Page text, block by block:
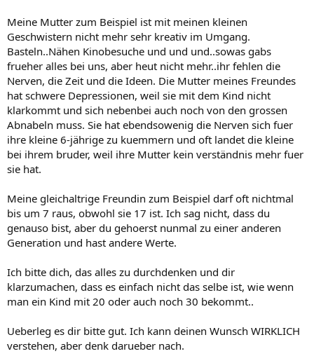
Meine Mutter zum Beispiel ist mit meinen kleinen
Geschwistern nicht mehr sehr kreativ im Umgang.
Basteln..Nähen Kinobesuche und und und..sowas gabs
frueher alles bei uns, aber heut nicht mehr..ihr fehlen die
Nerven, die Zeit und die Ideen. Die Mutter meines Freundes
hat schwere Depressionen, weil sie mit dem Kind nicht
klarkommt und sich nebenbei auch noch von den grossen
Abnabeln muss. Sie hat ebendsowenig die Nerven sich fuer
ihre kleine 6-jährige zu kuemmern und oft landet die kleine
bei ihrem bruder, weil ihre Mutter kein verständnis mehr fuer
sie hat.
Meine gleichaltrige Freundin zum Beispiel darf oft nichtmal
bis um 7 raus, obwohl sie 17 ist. Ich sag nicht, dass du
genauso bist, aber du gehoerst nunmal zu einer anderen
Generation und hast andere Werte.
Ich bitte dich, das alles zu durchdenken und dir
klarzumachen, dass es einfach nicht das selbe ist, wie wenn
man ein Kind mit 20 oder auch noch 30 bekommt..
Ueberleg es dir bitte gut. Ich kann deinen Wunsch WIRKLICH
verstehen, aber denk darueber nach.